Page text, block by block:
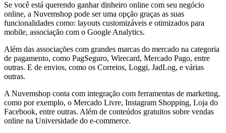
Se você está querendo ganhar dinheiro online com seu negócio
online, a Nuvemshop pode ser uma opção graças as suas
funcionalidades como: layouts customizáveis e otimizados para
mobile, associação com o Google Analytics.
Além das associações com grandes marcas do mercado na categoria
de pagamento, como PagSeguro, Wirecard, Mercado Pago, entre
outras. E de envios, como os Correios, Loggi, JadLog, e várias
outras.
A Nuvemshop conta com integração com ferramentas de marketing,
como por exemplo, o Mercado Livre, Instagram Shopping, Loja do
Facebook, entre outras. Além de conteúdos gratuitos sobre vendas
online na Universidade do e-commerce.